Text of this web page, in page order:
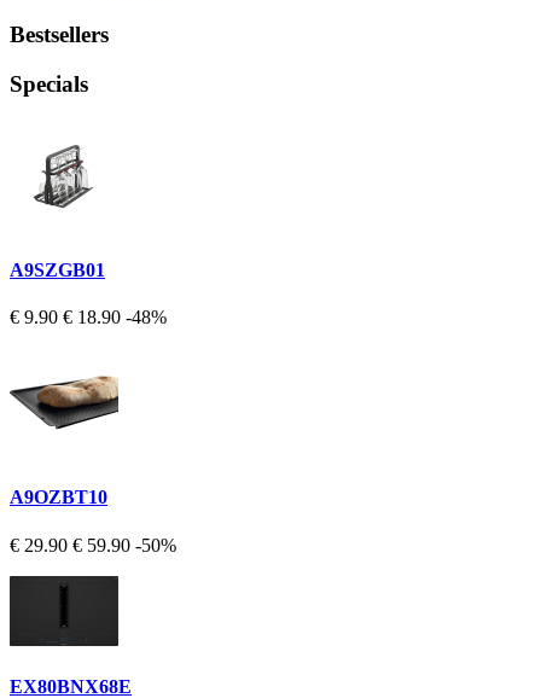
Bestsellers
Specials
A9SZGB01
€ 9.90 € 18.90 -48%
A9OZBT10
€ 29.90 € 59.90 -50%
EX80BNX68E